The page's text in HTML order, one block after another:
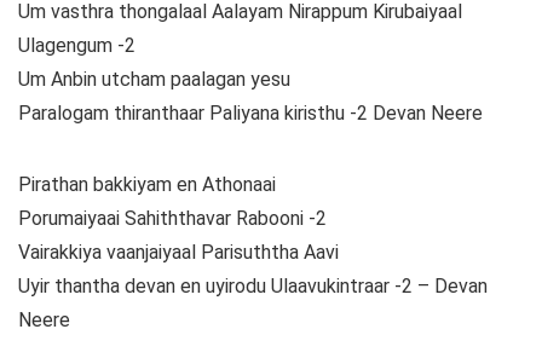
Um vasthra thongalaal Aalayam Nirappum Kirubaiyaal
Ulagengum -2
Um Anbin utcham paalagan yesu
Paralogam thiranthaar Paliyana kiristhu -2 Devan Neere
Pirathan bakkiyam en Athonaai
Porumaiyaai Sahiththavar Rabooni -2
Vairakkiya vaanjaiyaal Parisuththa Aavi
Uyir thantha devan en uyirodu Ulaavukintraar -2 – Devan
Neere